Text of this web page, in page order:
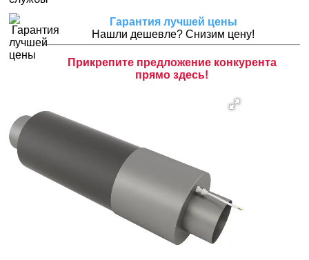
Гарантия лучшей цены
Нашли дешевле? Снизим цену!
Прикрепите предложение конкурента
прямо здесь!